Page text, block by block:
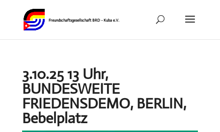
3.10.25 13 Uhr,
BUNDESWEITE
FRIEDENSDEMO, BERLIN,
Bebelplatz